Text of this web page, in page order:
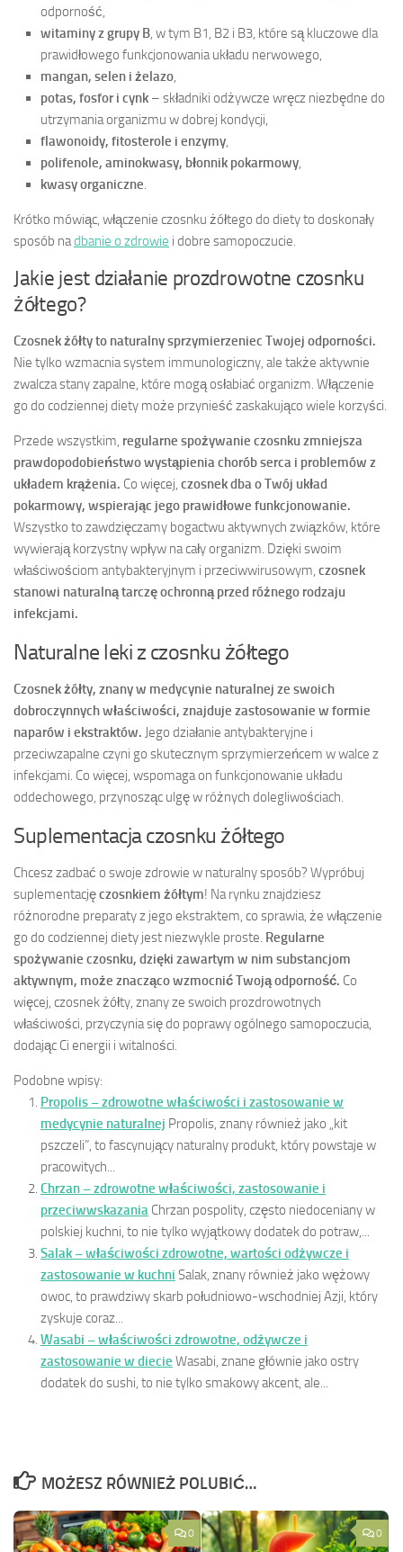
odporność,
witaminy z grupy B, w tym B1, B2 i B3, które są kluczowe dla
prawidłowego funkcjonowania układu nerwowego,
mangan, selen i żelazo,
potas, fosfor i cynk – składniki odżywcze wręcz niezbędne do
utrzymania organizmu w dobrej kondycji,
flawonoidy, fitosterole i enzymy,
polifenole, aminokwasy, błonnik pokarmowy,
kwasy organiczne.
Krótko mówiąc, włączenie czosnku żółtego do diety to doskonały
sposób nadbanie o zdrowie i dobre samopoczucie.
Jakie jest działanie prozdrowotne czosnku
żółtego?
Czosnek żółty to naturalny sprzymierzeniec Twojej odporności.
Nie tylko wzmacnia system immunologiczny, ale także aktywnie
zwalcza stany zapalne, które mogą osłabiać organizm. Włączenie
go do codziennej diety może przynieść zaskakująco wiele korzyści.
Przede wszystkim, regularne spożywanie czosnku zmniejsza
prawdopodobieństwo wystąpienia chorób serca i problemów z
układem krążenia. Co więcej, czosnek dba o Twój układ
pokarmowy, wspierając jego prawidłowe funkcjonowanie.
Wszystko to zawdzięczamy bogactwu aktywnych związków, które
wywierają korzystny wpływ na cały organizm. Dzięki swoim
właściwościom antybakteryjnym i przeciwwirusowym, czosnek
stanowi naturalną tarczę ochronną przed różnego rodzaju
infekcjami.
Naturalne leki z czosnku żółtego
Czosnek żółty, znany w medycynie naturalnej ze swoich
dobroczynnych właściwości, znajduje zastosowanie w formie
naparów i ekstraktów. Jego działanie antybakteryjne i
przeciwzapalne czyni go skutecznym sprzymierzeńcem w walce z
infekcjami. Co więcej, wspomaga on funkcjonowanie układu
oddechowego, przynosząc ulgę w różnych dolegliwościach.
Suplementacja czosnku żółtego
Chcesz zadbać o swoje zdrowie w naturalny sposób? Wypróbuj
suplementacjęczosnkiem żółtym! Na rynku znajdziesz
różnorodne preparaty z jego ekstraktem, co sprawia, że włączenie
go do codziennej diety jest niezwykle proste. Regularne
spożywanie czosnku, dzięki zawartym w nim substancjom
aktywnym, może znacząco wzmocnić Twoją odporność. Co
więcej, czosnek żółty, znany ze swoich prozdrowotnych
właściwości, przyczynia się do poprawy ogólnego samopoczucia,
dodając Ci energii i witalności.
Podobne wpisy:
Propolis – zdrowotne właściwości i zastosowanie w
medycynie naturalnej Propolis, znany również jako „kit
pszczeli”, to fascynujący naturalny produkt, który powstaje w
pracowitych...
Chrzan – zdrowotne właściwości, zastosowanie i
przeciwwskazania Chrzan pospolity, często niedoceniany w
polskiej kuchni, to nie tylko wyjątkowy dodatek do potraw,...
Salak – właściwości zdrowotne, wartości odżywcze i
zastosowanie w kuchni Salak, znany również jako wężowy
owoc, to prawdziwy skarb południowo-wschodniej Azji, który
zyskuje coraz...
Wasabi – właściwości zdrowotne, odżywcze i
zastosowanie w diecie Wasabi, znane głównie jako ostry
dodatek do sushi, to nie tylko smakowy akcent, ale...
MOŻESZ RÓWNIEŻ POLUBIĆ…
0 0